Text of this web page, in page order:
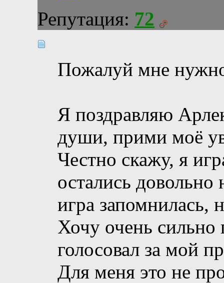
Репутация: 72
Пожалуй мне
Я поздравляю
души, прими моё
Честно скажу, я
остались
игра запомнилась,
Хочу очень сильно
голосовал за мой
Для меня это не